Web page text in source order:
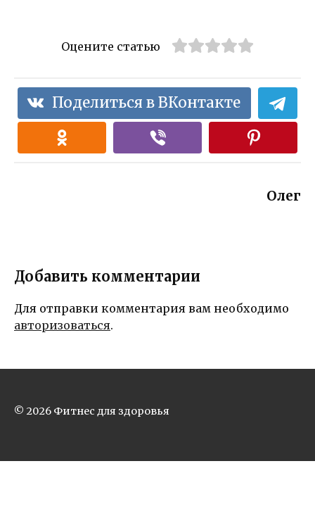
Оцените статью
Поделиться в ВКонтакте
Олег
Добавить комментарии
Для отправки комментария вам необходимо
авторизоваться.
© 2026 Фитнес для здоровья